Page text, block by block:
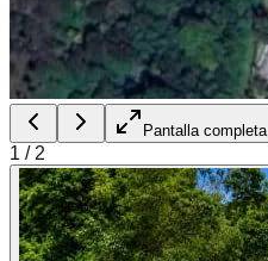
Pantalla completa
1 / 2